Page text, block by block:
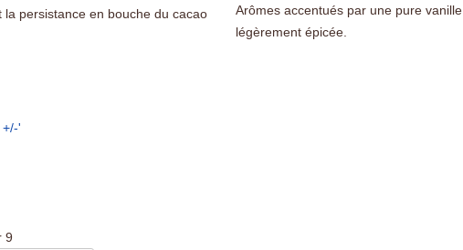
la persistance en bouche du cacao
Arômes accentués par une pure vanille
légèrement épicée.
'
9